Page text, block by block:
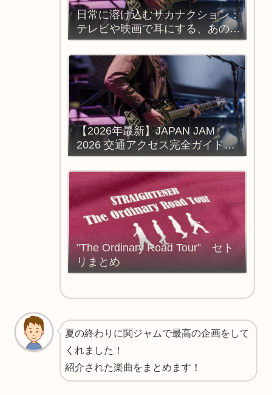
日常に溶け込むサカナクション：
テレビや映画で耳にする、あの中
毒性サウンドの正体とは？
【2026年最新】JAPAN JAM
2026 交通アクセス完全ガイド：
強風対策と移動手段の選び方
”The Ordinary Road Tour” セト
リまとめ
夏の終わりに関ジャムで最高の企画をして
くれました！
紹介された楽曲をまとめます！